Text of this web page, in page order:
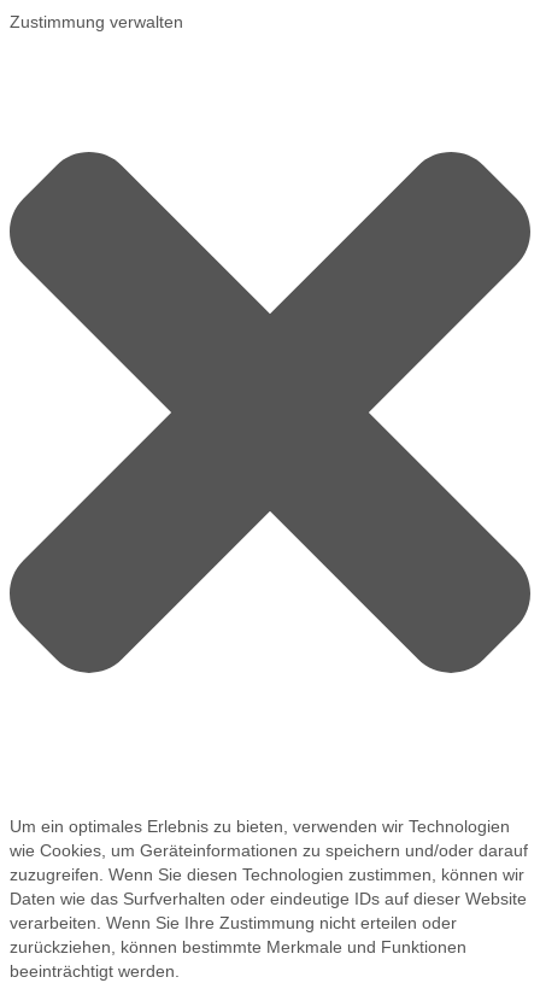
Zustimmung verwalten
Um ein optimales Erlebnis zu bieten, verwenden wir Technologien
wie Cookies, um Geräteinformationen zu speichern und/oder darauf
zuzugreifen. Wenn Sie diesen Technologien zustimmen, können wir
Daten wie das Surfverhalten oder eindeutige IDs auf dieser Website
verarbeiten. Wenn Sie Ihre Zustimmung nicht erteilen oder
zurückziehen, können bestimmte Merkmale und Funktionen
beeinträchtigt werden.